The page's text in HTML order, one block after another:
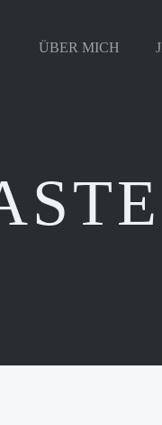
ÜBER MICH